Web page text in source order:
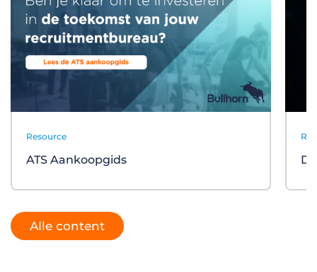
Resource
ATS Aankoopgids
Alle content